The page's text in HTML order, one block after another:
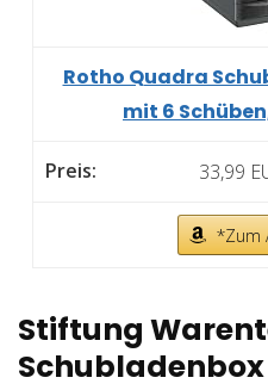
Rotho Quadra
mit 6
33,99
*Zum
Stiftung
Schubladenbox